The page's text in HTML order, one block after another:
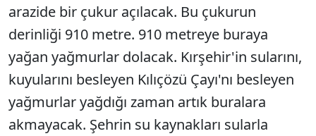
arazide bir çukur açılacak. Bu çukurun
derinliği 910 metre. 910 metreye buraya
yağan yağmurlar dolacak. Kırşehir'in sularını,
kuyularını besleyen Kılıçözü Çayı'nı besleyen
yağmurlar yağdığı zaman artık buralara
akmayacak. Şehrin su kaynakları sularla